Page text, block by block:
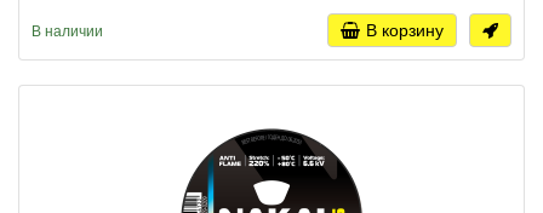
В наличии В корзину